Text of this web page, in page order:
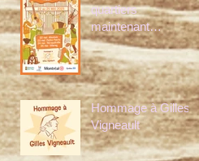
quartiers
maintenant
dévoilés!
Hommage à Gilles
Vigneault